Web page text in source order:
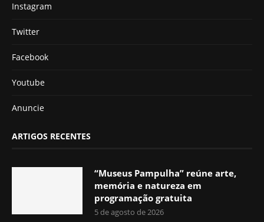
Instagram
Twitter
Facebook
Youtube
Anuncie
ARTIGOS RECENTES
“Museus Pampulha” reúne arte,
memória e natureza em
programação gratuita
5 de agosto de 2026